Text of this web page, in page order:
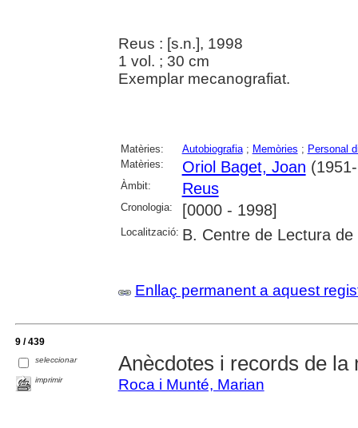
Reus : [s.n.], 1998
1 vol. ; 30 cm
Exemplar mecanografiat.
Matèries: Autobiografia; Memòries ; Personal
Matèries:
Oriol Baget, Joan
Àmbit: Reus
Cronologia: [0000 - 1998]
Localització: B. Centre de Lectura de
Enllaç permanent a aquest
9 / 439
seleccionar
imprimir
Anècdotes i records de la
Roca i Munté, Marian